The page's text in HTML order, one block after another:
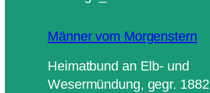
Männer vom Morgenstern
Heimatbund an Elb- und
Wesermündung, gegr. 1882